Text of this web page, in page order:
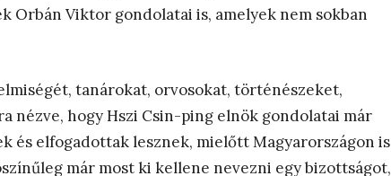
Orbán Viktor gondolatai is, amelyek nem sokban
tanárokat, orvosokat, történészeket,
nézve, hogy Hszi Csin-ping elnök gondolatai már
és elfogadottak lesznek, mielőtt Magyarországon is
már most ki kellene nevezni egy bizottságot,